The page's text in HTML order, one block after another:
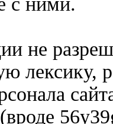
не
лексику,